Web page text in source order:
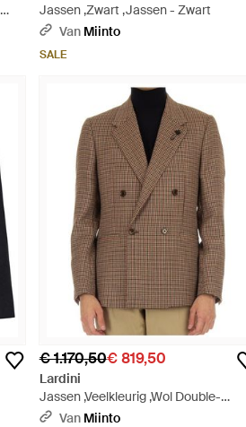
Jassen ,Zwart ,Jassen - Zwart
Van Miinto
SALE
€ 1.170,50€ 819,50
Lardini
Jassen ,Veelkleurig ,Wol Double-
Breasted Patch Pocket Jacket - Bruin
Van Miinto